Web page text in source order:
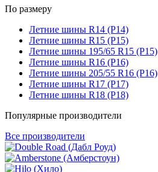
По размеру
Летние шины R14 (Р14)
Летние шины R15 (Р15)
Летние шины 195/65 R15 (Р15)
Летние шины R16 (Р16)
Летние шины 205/55 R16 (Р16)
Летние шины R17 (Р17)
Летние шины R18 (Р18)
Популярные производители
Все производители